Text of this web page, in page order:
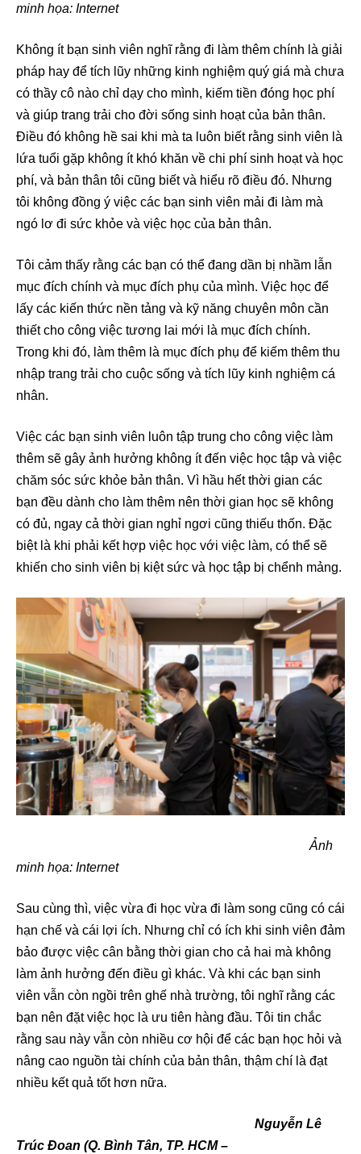
minh họa: Internet
Không ít bạn sinh viên nghĩ rằng đi làm thêm chính là giải
pháp hay để tích lũy những kinh nghiệm quý giá mà chưa
có thầy cô nào chỉ dạy cho mình, kiếm tiền đóng học phí
và giúp trang trải cho đời sống sinh hoạt của bản thân.
Điều đó không hề sai khi mà ta luôn biết rằng sinh viên là
lứa tuổi gặp không ít khó khăn về chi phí sinh hoạt và học
phí, và bản thân tôi cũng biết và hiểu rõ điều đó. Nhưng
tôi không đồng ý việc các bạn sinh viên mải đi làm mà
ngó lơ đi sức khỏe và việc học của bản thân.
Tôi cảm thấy rằng các bạn có thể đang dần bị nhầm lẫn
mục đích chính và mục đích phụ của mình. Việc học để
lấy các kiến thức nền tảng và kỹ năng chuyên môn cần
thiết cho công việc tương lai mới là mục đích chính.
Trong khi đó, làm thêm là mục đích phụ để kiếm thêm thu
nhập trang trải cho cuộc sống và tích lũy kinh nghiệm cá
nhân.
Việc các bạn sinh viên luôn tập trung cho công việc làm
thêm sẽ gây ảnh hưởng không ít đến việc học tập và việc
chăm sóc sức khỏe bản thân. Vì hầu hết thời gian các
bạn đều dành cho làm thêm nên thời gian học sẽ không
có đủ, ngay cả thời gian nghỉ ngơi cũng thiếu thốn. Đặc
biệt là khi phải kết hợp việc học với việc làm, có thể sẽ
khiến cho sinh viên bị kiệt sức và học tập bị chểnh mảng.
Ảnh
minh họa: Internet
Sau cùng thì, việc vừa đi học vừa đi làm song cũng có cái
hạn chế và cái lợi ích. Nhưng chỉ có ích khi sinh viên đảm
bảo được việc cân bằng thời gian cho cả hai mà không
làm ảnh hưởng đến điều gì khác. Và khi các bạn sinh
viên vẫn còn ngồi trên ghế nhà trường, tôi nghĩ rằng các
bạn nên đặt việc học là ưu tiên hàng đầu. Tôi tin chắc
rằng sau này vẫn còn nhiều cơ hội để các bạn học hỏi và
nâng cao nguồn tài chính của bản thân, thậm chí là đạt
nhiều kết quả tốt hơn nữa.
Nguyễn Lê
Trúc Đoan (Q. Bình Tân, TP. HCM –